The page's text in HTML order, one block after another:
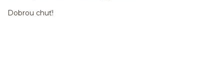
Dobrou chuť!